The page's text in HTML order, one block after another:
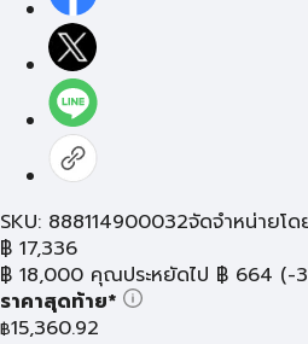
SKU: 888114900032จัดจำหน่ายโด
฿ 17,336
฿ 18,000 คุณประหยัดไป ฿ 664 (-
ราคาสุดท้าย*
฿15,360.92